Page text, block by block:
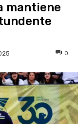
mantiene
0